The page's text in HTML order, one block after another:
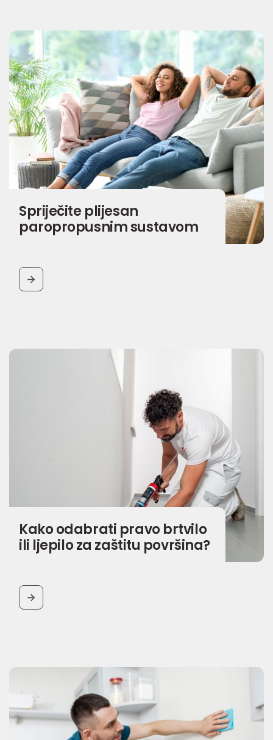
Spriječite plijesan
paropropusnim sustavom
BUTTON
Kako odabrati pravo brtvilo
ili ljepilo za zaštitu površina?
BUTTON